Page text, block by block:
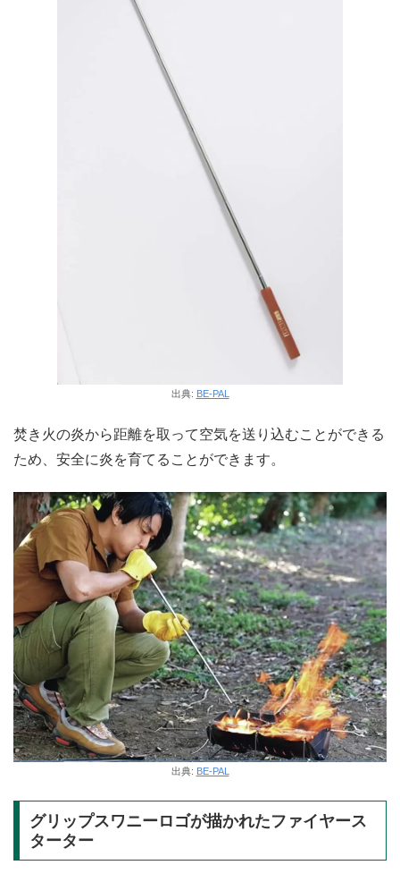
出典: BE-PAL
焚き火の炎から距離を取って空気を送り込むことができる
ため、安全に炎を育てることができます。
出典: BE-PAL
グリップスワニーロゴが描かれたファイヤース
ターター